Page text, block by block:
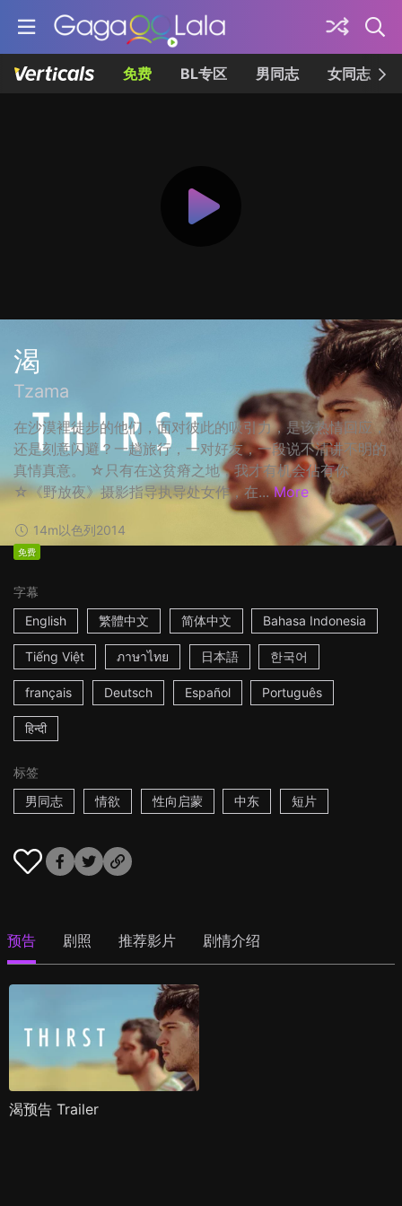
免费 BL专区 男同志 女同志
渴
Tzama
在沙漠裡徒步的他们，面对彼此的吸引力，是该热情回应，
还是刻意闪避？一趟旅行，一对好友，一段说不清讲不明的
真情真意。 ☆只有在这贫瘠之地，我才有机会佔有你
☆《野放夜》摄影指导执导处女作，在... More
14m以色列2014
免费
字幕
English
繁體中文 简体中文 Bahasa Indonesia
Tiếng Việt ภาษาไทย 日本語 한국어
français Deutsch Español Português
हिन्दी
标签
男同志
情欲 性向启蒙 中东 短片
预告 剧照 推荐影片 剧情介绍
渴预告 Trailer